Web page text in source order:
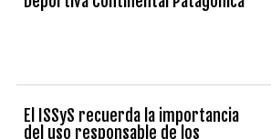
El ISSyS recuerda la importancia
del uso responsable de los